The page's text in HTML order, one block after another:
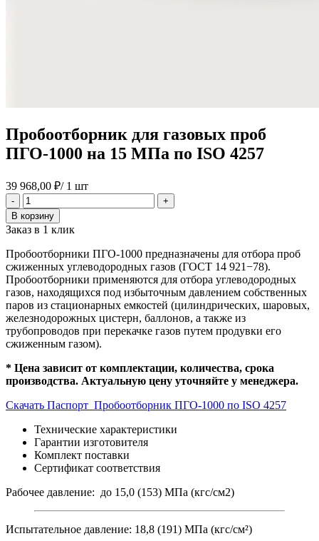
Пробоотборник для газовых проб
ПГО-1000 на 15 МПа по ISO 4257
39 968,00 ₽/ 1 шт
-
Количество
товара
Пробоотборник
для
газовых
проб
ПГО-1000
на
15
МПа
по
ISO
+
В корзину
Заказ в 1 клик
Пробоотборники ПГО-1000 предназначены для отбора проб
сжиженных углеводородных газов (ГОСТ 14 921−78).
Пробоотборники применяются для отбора углеводородных
газов, находящихся под избыточным давлением собственных
паров из стационарных емкостей (цилиндрических, шаровых,
железнодорожных цистерн, баллонов, а также из
трубопроводов при перекачке газов путем продувки его
сжиженным газом).
* Цена зависит от комплектации, количества, срока
производства. Актуальную цену уточняйте у менеджера.
Скачать Паспорт_Пробоотборник ПГО-1000 по ISO 4257
Технические характеристики
Гарантии изготовителя
Комплект поставки
Сертификат соответствия
Рабочее давление: до 15,0 (153) МПа (кгс/см2)
Испытательное давление: 18,8 (191) МПа (кгс/см²)